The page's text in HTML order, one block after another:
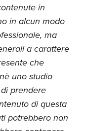
in
in alcun modo
ma
a carattere
che
uno studio
prendere
di questa
potrebbero non